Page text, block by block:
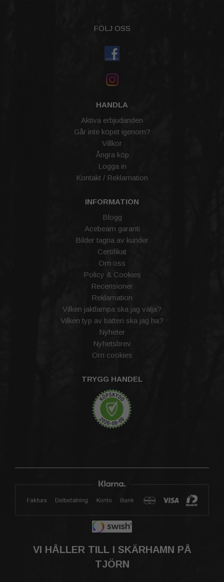
FÖLJ OSS
HANDLA
Aktiva erbjudanden
Går inte köpet igenom?
Villkor
Ångra köp
Logga in
Kontakt / Reklamation
INFORMATION
Blogg
Acebeam garanti
Bilder tagna av kunder
Certifikat
Om oss
Policy & Cookies
Recensioner
Reklamation
Vilken jaktlampa ska jag välja?
Vilken typ av batteri ska jag ha?
Nyheter
Nyhetsbrev
Om cookies
TRYGG HANDEL
VI HÅLLER TILL I SKÄRHAMN PÅ
TJÖRN